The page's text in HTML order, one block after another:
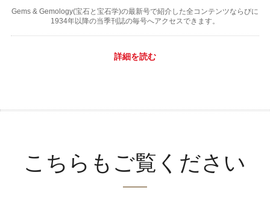
Gems & Gemology(宝石と宝石学)の最新号で紹介した全コンテンツならびに
1934年以降の当季刊誌の毎号へアクセスできます。
詳細を読む
こちらもご覧ください